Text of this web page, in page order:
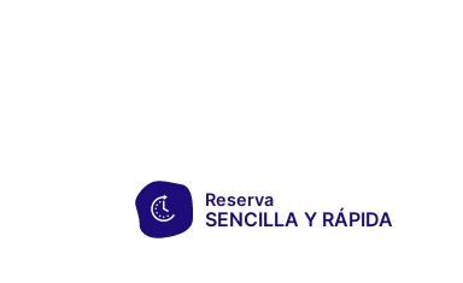
Reserva
SENCILLA Y RÁPIDA